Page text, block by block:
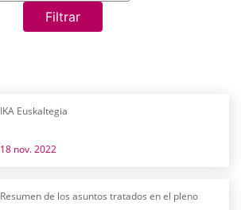
Filtrar
IKA Euskaltegia
18 nov. 2022
Resumen de los asuntos tratados en el pleno